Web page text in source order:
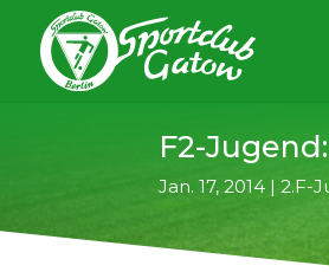
F2-
Jan. 17, 2014 |2.F-